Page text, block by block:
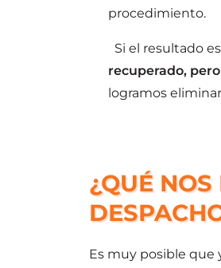
procedimiento.
Si el resultado
recuperado,
logramos
¿QUÉ
Es muy posible que